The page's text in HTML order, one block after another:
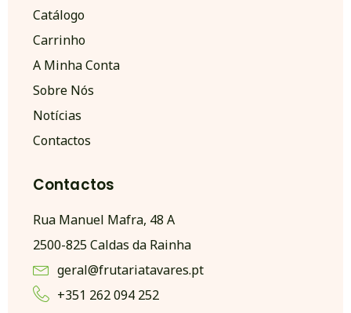
Catálogo
Carrinho
A Minha Conta
Sobre Nós
Notícias
Contactos
Contactos
Rua Manuel Mafra, 48 A
2500-825 Caldas da Rainha
geral@frutariatavares.pt
+351 262 094 252